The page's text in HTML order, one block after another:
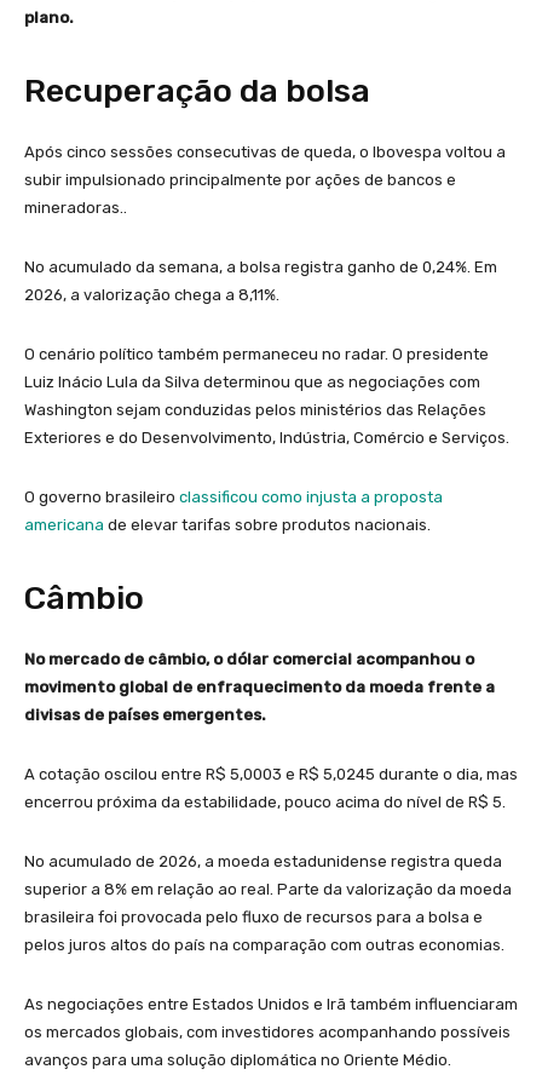
plano.
Recuperação da bolsa
Após cinco sessões consecutivas de queda, o Ibovespa voltou a
subir impulsionado principalmente por ações de bancos e
mineradoras..
No acumulado da semana, a bolsa registra ganho de 0,24%. Em
2026, a valorização chega a 8,11%.
O cenário político também permaneceu no radar. O presidente
Luiz Inácio Lula da Silva determinou que as negociações com
Washington sejam conduzidas pelos ministérios das Relações
Exteriores e do Desenvolvimento, Indústria, Comércio e Serviços.
O governo brasileiro classificou como injusta a proposta
americana de elevar tarifas sobre produtos nacionais.
Câmbio
No mercado de câmbio, o dólar comercial acompanhou o
movimento global de enfraquecimento da moeda frente a
divisas de países emergentes.
A cotação oscilou entre R$ 5,0003 e R$ 5,0245 durante o dia, mas
encerrou próxima da estabilidade, pouco acima do nível de R$ 5.
No acumulado de 2026, a moeda estadunidense registra queda
superior a 8% em relação ao real. Parte da valorização da moeda
brasileira foi provocada pelo fluxo de recursos para a bolsa e
pelos juros altos do país na comparação com outras economias.
As negociações entre Estados Unidos e Irã também influenciaram
os mercados globais, com investidores acompanhando possíveis
avanços para uma solução diplomática no Oriente Médio.